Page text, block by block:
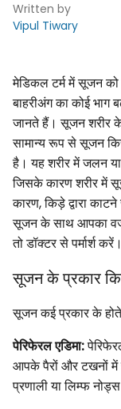
Written by
Vipul Tiwary
मेडिकल टर्म में सूजन को
बाहरीअंग का कोई
जानते हैं। सूजन शरीर
सामान्य रूप से सूजन
है। यह शरीर में जलन
जिसके कारण शरीर में
कारण, किड़े द्वारा
सूजन के साथ आपका वजन
तो डॉक्टर से पर्मार्श करें।
सूजन के प्रकार
सूजन कई प्रकार के
पेरिफेरल एडिमा:
आपके पैरों और टखनों में
प्रणाली या लिम्फ